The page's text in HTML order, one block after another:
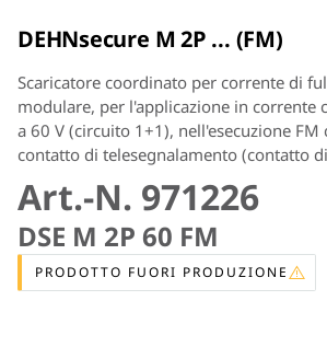
DEHNsecure M 2P ... (FM)
Scaricatore coordinato per corrente di
modulare, per l'applicazione in corrente
a 60 V (circuito 1+1), nell'esecuzione
contatto di telesegnalamento (contatto
Art.-N. 971226
DSE M 2P 60 FM
PRODOTTO FUORI PRODUZIONE